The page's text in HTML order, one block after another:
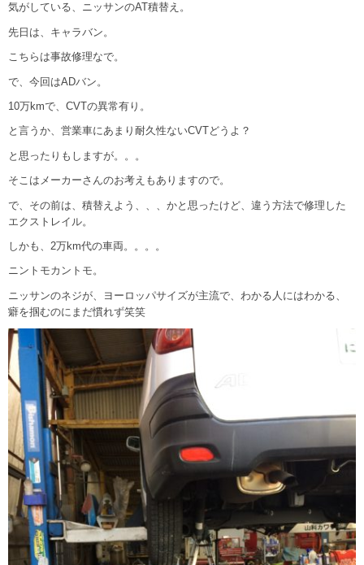
気がしている、ニッサンのAT積替え。
先日は、キャラバン。
こちらは事故修理なで。
で、今回はADバン。
10万kmで、CVTの異常有り。
と言うか、営業車にあまり耐久性ないCVTどうよ？
と思ったりもしますが。。。
そこはメーカーさんのお考えもありますので。
で、その前は、積替えよう、、、かと思ったけど、違う方法で修理した
エクストレイル。
しかも、2万km代の車両。。。。
ニントモカントモ。
ニッサンのネジが、ヨーロッパサイズが主流で、わかる人にはわかる、
癖を掴むのにまだ慣れず笑笑